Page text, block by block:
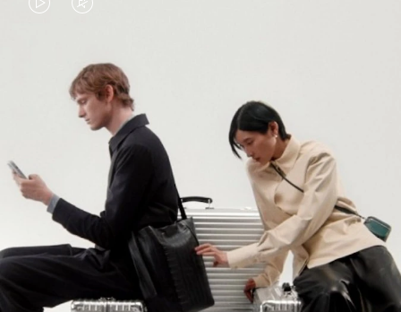
VIDEO
PLAYED,
PLEASE
PRESS
TO
PAUSE
IT
VIDEO
MUTED,
PLEASE
PRESS
TO
UNMUTE
IT
다양한 제품을 계속 살펴보세요
모든 리모와 백 보기